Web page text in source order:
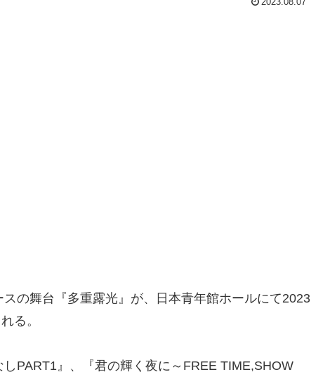
の舞台『多重露光』が、日本青年館ホールにて2023
る。
PART1』、『君の輝く夜に～FREE TIME,SHOW